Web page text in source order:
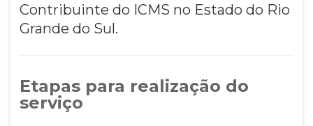
Contribuinte do ICMS no Estado do Rio
Grande do Sul.
Etapas para realização do
serviço